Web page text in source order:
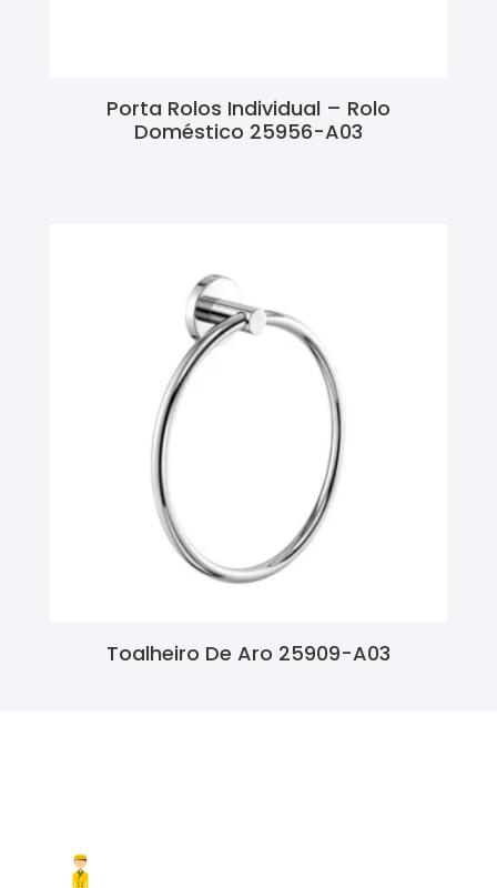
Porta Rolos Individual – Rolo
Doméstico 25956-A03
Toalheiro De Aro 25909-A03